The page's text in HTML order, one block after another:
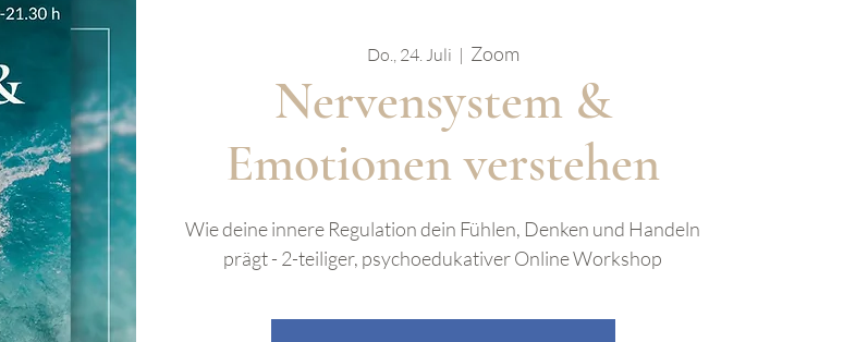
Do., 24. Juli
  |
Zoom
Nervensystem &
Emotionen verstehen
Wie deine innere Regulation dein Fühlen, Denken und Handeln
prägt - 2-teiliger, psychoedukativer Online Workshop